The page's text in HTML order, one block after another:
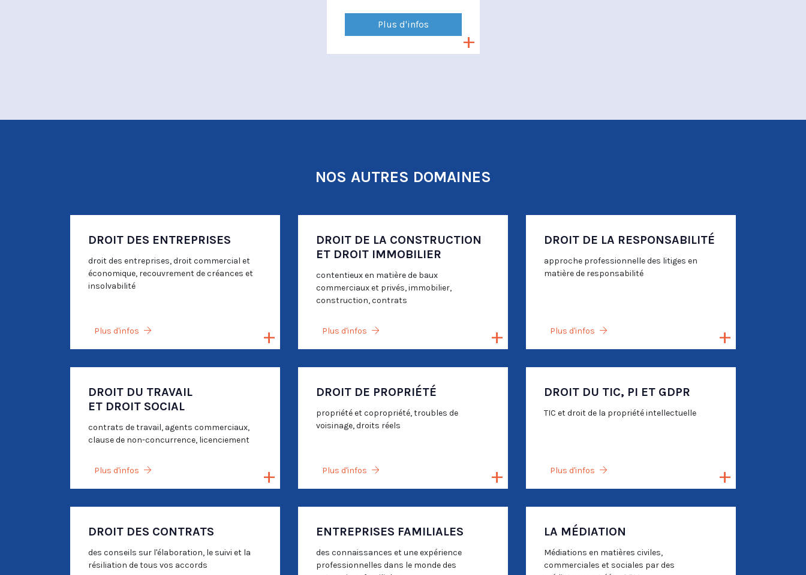
Plus d'infos
NOS AUTRES DOMAINES
DROIT DES ENTREPRISES
droit des entreprises, droit commercial et
économique, recouvrement de créances et
insolvabilité
Plus d'infos
DROIT DE LA CONSTRUCTION
ET DROIT IMMOBILIER
contentieux en matière de baux
commerciaux et privés, immobilier,
construction, contrats
Plus d'infos
DROIT DE LA RESPONSABILITÉ
approche professionnelle des litiges en
matière de responsabilité
Plus d'infos
DROIT DU TRAVAIL
ET DROIT SOCIAL
contrats de travail, agents commerciaux,
clause de non-concurrence, licenciement
Plus d'infos
DROIT DE PROPRIÉTÉ
propriété et copropriété, troubles de
voisinage, droits réels
Plus d'infos
DROIT DU TIC, PI ET GDPR
TIC et droit de la propriété intellectuelle
Plus d'infos
DROIT DES CONTRATS
des conseils sur l'élaboration, le suivi et la
résiliation de tous vos accords
ENTREPRISES FAMILIALES
des connaissances et une expérience
professionnelles dans le monde des
LA MÉDIATION
Médiations en matières civiles,
commerciales et sociales par des